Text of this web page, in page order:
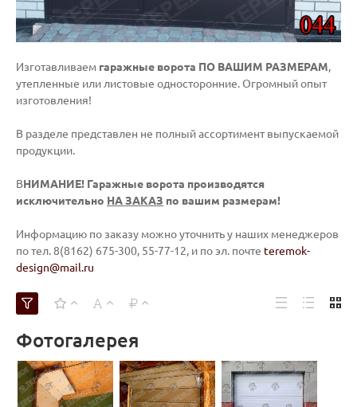
Изготавливаем гаражные ворота ПО ВАШИМ РАЗМЕРАМ,
утепленные или листовые односторонние. Огромный опыт
изготовления!
В разделе представлен не полный ассортимент выпускаемой
продукции.
ВНИМАНИЕ! Гаражные ворота производятся
исключительно НА ЗАКАЗ по вашим размерам!
Информацию по заказу можно уточнить у наших менеджеров
по тел. 8(8162) 675-300, 55-77-12, и по эл. почте teremok-
design@mail.ru
Фотогалерея